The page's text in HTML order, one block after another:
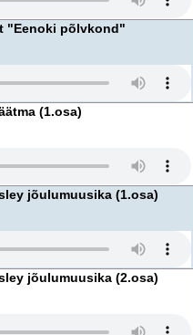
"Eenoki põlvkond"
(1.osa)
jõulumuusika (1.osa)
jõulumuusika (2.osa)